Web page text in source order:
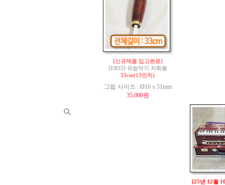
[신규제품 입고완료]
[EB33] 유럽악기 지휘봉
33cm(13인치)
그립 사이즈 : Ø16 x 51mm
35,000원
[25년 12월